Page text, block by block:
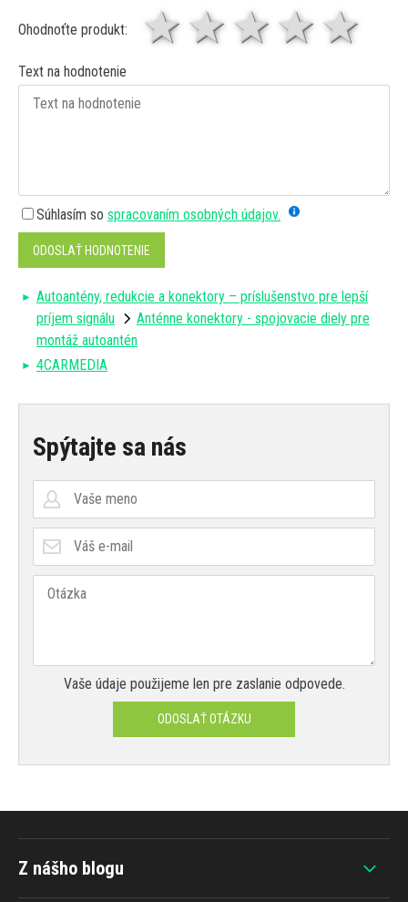
Ohodnoťte produkt: 4
3
2 hviezdy
1 hviezda
Text na hodnotenie
Súhlasím so spracovaním osobných údajov.
ODOSLAŤ HODNOTENIE
Autoantény, redukcie a konektory – príslušenstvo pre lepší
príjem signálu
Anténne konektory - spojovacie diely pre
montáž autoantén
4CARMEDIA
Spýtajte sa nás
Vaše údaje použijeme len pre zaslanie odpovede.
ODOSLAŤ OTÁZKU
Z nášho blogu